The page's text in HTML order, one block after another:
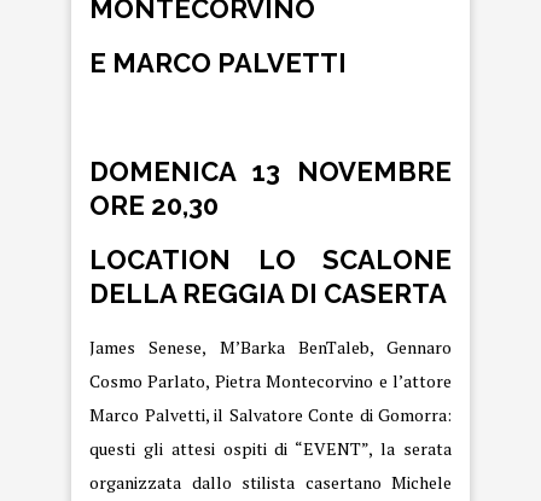
MONTECORVINO
E MARCO PALVETTI
DOMENICA 13 NOVEMBRE
ORE 20,30
LOCATION LO SCALONE
DELLA REGGIA DI CASERTA
James Senese, M’Barka BenTaleb, Gennaro
Cosmo Parlato, Pietra Montecorvino e l’attore
Marco Palvetti, il Salvatore Conte di Gomorra:
questi gli attesi ospiti di “EVENT”, la serata
organizzata dallo stilista casertano Michele